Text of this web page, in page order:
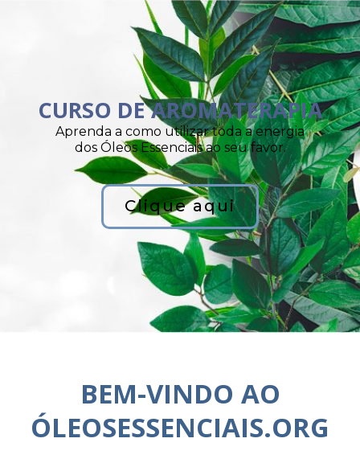
CURSO DE AROMATERAPIA
Aprenda a como utilizar toda a energia
dos Óleos Essenciais ao seu favor.
Clique aqui
BEM-VINDO AO
ÓLEOSESSENCIAIS.ORG